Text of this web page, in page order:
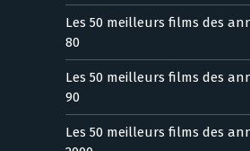
Les 50 meilleurs films des
80
Les 50 meilleurs films des
90
Les 50 meilleurs films des